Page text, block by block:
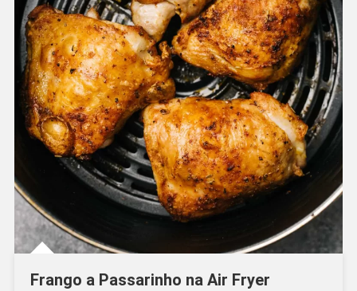
Frango a Passarinho na Air Fryer